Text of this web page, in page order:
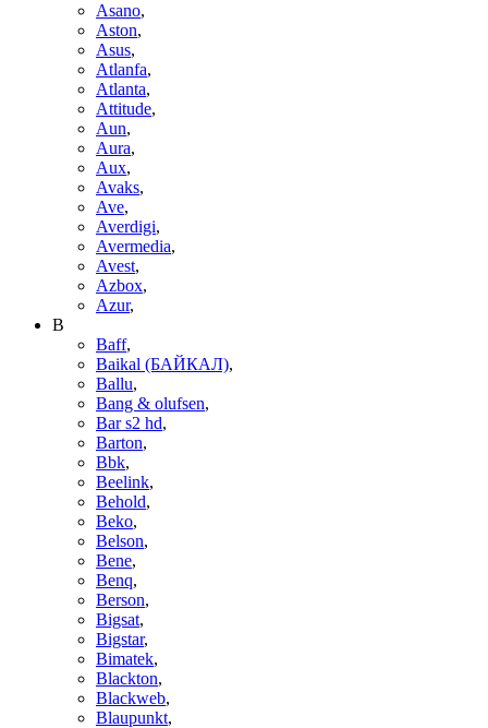
Asano,
Aston,
Asus,
Atlanfa,
Atlanta,
Attitude,
Aun,
Aura,
Aux,
Avaks,
Ave,
Averdigi,
Avermedia,
Avest,
Azbox,
Azur,
B
Baff,
Baikal (БАЙКАЛ),
Ballu,
Bang & olufsen,
Bar s2 hd,
Barton,
Bbk,
Beelink,
Behold,
Beko,
Belson,
Bene,
Benq,
Berson,
Bigsat,
Bigstar,
Bimatek,
Blackton,
Blackweb,
Blaupunkt,